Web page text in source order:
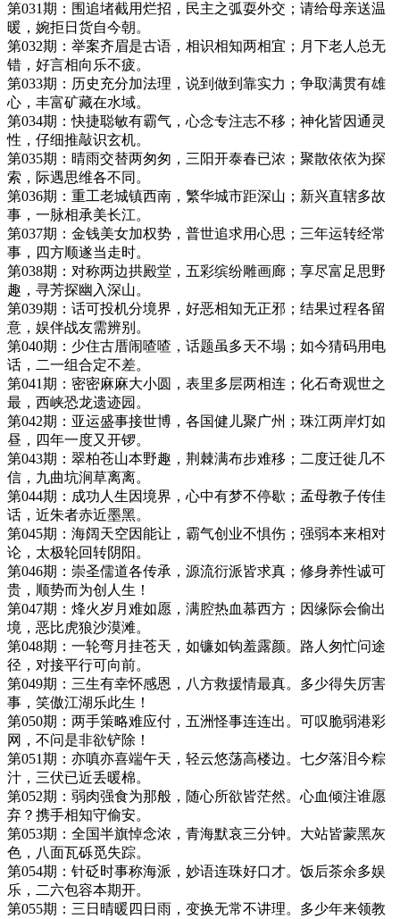
第031期：围追堵截用烂招，民主之弧耍外交；请给母亲送温
暖，婉拒日货自今朝。
第032期：举案齐眉是古语，相识相知两相宜；月下老人总无
错，好言相向乐不疲。
第033期：历史充分加法理，说到做到靠实力；争取满贯有雄
心，丰富矿藏在水域。
第034期：快捷聪敏有霸气，心念专注志不移；神化皆因通灵
性，仔细推敲识玄机。
第035期：晴雨交替两匆匆，三阳开泰春已浓；聚散依依为探
索，际遇思维各不同。
第036期：重工老城镇西南，繁华城市距深山；新兴直辖多故
事，一脉相承美长江。
第037期：金钱美女加权势，普世追求用心思；三年运转经常
事，四方顺遂当走时。
第038期：对称两边拱殿堂，五彩缤纷雕画廊；享尽富足思野
趣，寻芳探幽入深山。
第039期：话可投机分境界，好恶相知无正邪；结果过程各留
意，娱伴战友需辨别。
第040期：少住古厝闹喳喳，话题虽多天不塌；如今猜码用电
话，二一组合定不差。
第041期：密密麻麻大小圆，表里多层两相连；化石奇观世之
最，西峡恐龙遗迹园。
第042期：亚运盛事接世博，各国健儿聚广州；珠江两岸灯如
昼，四年一度又开锣。
第043期：翠柏苍山本野趣，荆棘满布步难移；二度迁徙几不
信，九曲坑涧草离离。
第044期：成功人生因境界，心中有梦不停歇；孟母教子传佳
话，近朱者赤近墨黑。
第045期：海阔天空因能让，霸气创业不惧伤；强弱本来相对
论，太极轮回转阴阳。
第046期：崇圣儒道各传承，源流衍派皆求真；修身养性诚可
贵，顺势而为创人生！
第047期：烽火岁月难如愿，满腔热血慕西方；因缘际会偷出
境，恶比虎狼沙漠滩。
第048期：一轮弯月挂苍天，如镰如钩羞露颜。路人匆忙问途
径，对接平行可向前。
第049期：三生有幸怀感恩，八方救援情最真。多少得失厉害
事，笑傲江湖乐此生！
第050期：两手策略难应付，五洲怪事连连出。可叹脆弱港彩
网，不问是非欲铲除！
第051期：亦嗔亦喜端午天，轻云悠荡高楼边。七夕落泪今粽
汁，三伏已近丢暖棉。
第052期：弱肉强食为那般，随心所欲皆茫然。心血倾注谁愿
弃？携手相知守偷安。
第053期：全国半旗悼念浓，青海默哀三分钟。大站皆蒙黑灰
色，八面瓦砾觅失踪。
第054期：针砭时事称海派，妙语连珠好口才。饭后茶余多娱
乐，二六包容本期开。
第055期：三日晴暖四日雨，变换无常不讲理。多少年来领教